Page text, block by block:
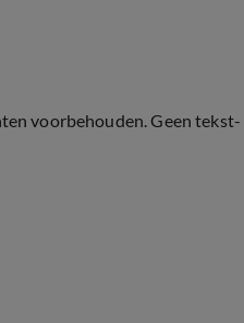
voorbehouden. Geen tekst-